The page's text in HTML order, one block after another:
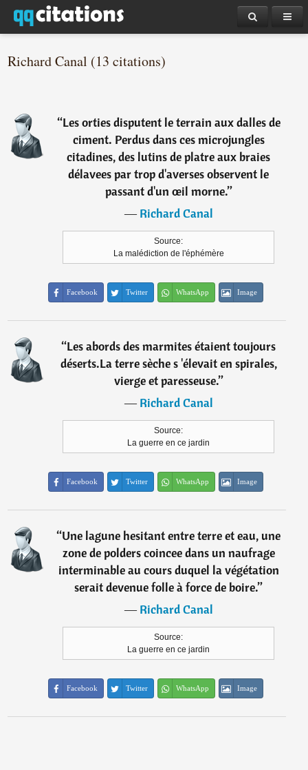
Richard Canal (13 citations)
“Les orties disputent le terrain aux dalles de
ciment. Perdus dans ces microjungles
citadines, des lutins de platre aux braies
délavees par trop d'averses observent le
passant d'un œil morne.”
―Richard Canal
Source:
La malédiction de l'éphémère
Facebook Twitter WhatsApp Image
“Les abords des marmites étaient toujours
déserts.La terre sèche s 'élevait en spirales,
vierge et paresseuse.”
―Richard Canal
Source:
La guerre en ce jardin
Facebook Twitter WhatsApp Image
“Une lagune hesitant entre terre et eau, une
zone de polders coincee dans un naufrage
interminable au cours duquel la végétation
serait devenue folle à force de boire.”
―Richard Canal
Source:
La guerre en ce jardin
Facebook Twitter WhatsApp Image